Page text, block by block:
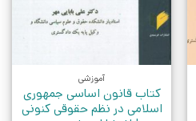
آموزشی
کتاب قانون اساسی جمهوری
اسلامی در نظم حقوقی کنونی